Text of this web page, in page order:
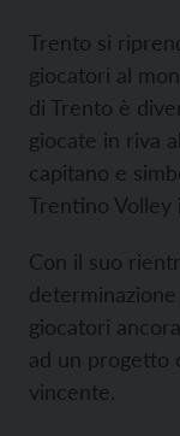
Trento si
giocatori al
di Trento è
giocate in riva
capitano e
Trentino Volley
Con il suo
giocatori
ad un progetto
vincente.